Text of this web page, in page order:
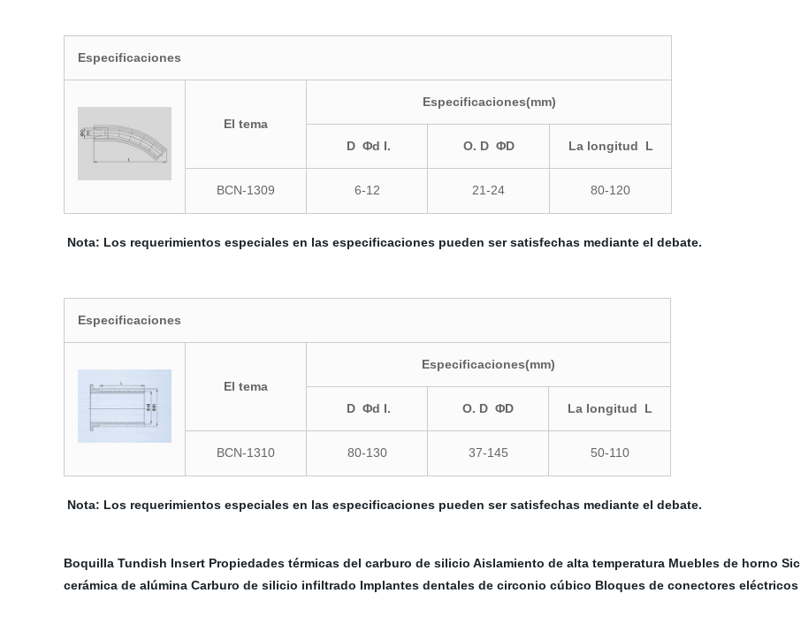
Especificaciones
El tema
Especificaciones(mm)
D Φd I. O. D ΦD La longitud L
BCN-1309 6-12 21-24 80-120
Nota: Los requerimientos especiales en las especificaciones pueden ser satisfechas mediante el debate.
Especificaciones
El tema
Especificaciones(mm)
D Φd I. O. D ΦD La longitud L
BCN-1310 80-130 37-145 50-110
Nota: Los requerimientos especiales en las especificaciones pueden ser satisfechas mediante el debate.
Boquilla Tundish Insert Propiedades térmicas del carburo de silicio Aislamiento de alta temperatura Muebles de horno Sic
cerámica de alúmina Carburo de silicio infiltrado Implantes dentales de circonio cúbico Bloques de conectores eléctricos